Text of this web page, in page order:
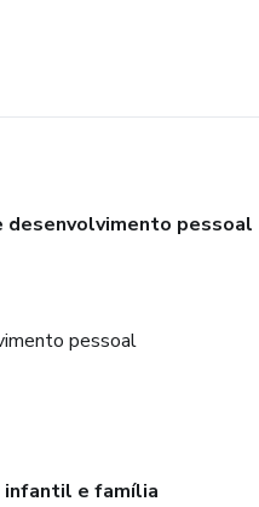
desenvolvimento pessoal
pessoal
infantil e família